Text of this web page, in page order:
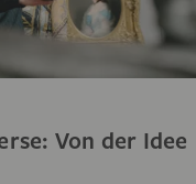
Von der Idee